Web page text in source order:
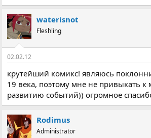
е
к
ц
і
waterisnot
Fleshling
02.02.12
крутейший комикс! являюсь
19 века, поэтому мне не привыкать к
развитию событий)) огромное
Rodimus
Administrator